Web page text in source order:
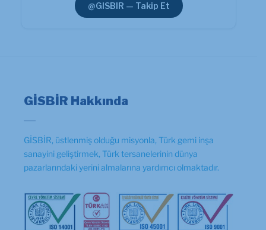
@GISBIR — Takip Et
GİSBİR Hakkında
GİSBİR, üstlenmiş olduğu misyonla, Türk gemi inşa
sanayini geliştirmek, Türk tersanelerinin dünya
pazarlarındaki yerini almalarına yardımcı olmaktadır.